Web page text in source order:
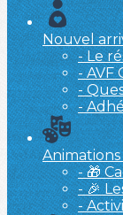
Nouvel
- Le
- AVF
-
-
- 🎁
- 🎉
-